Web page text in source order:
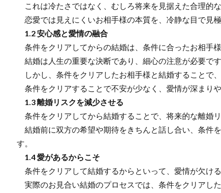
これは冷たさではなく、むしろ将来を見据えた合理的な
恋愛では見えにくいお相手様の本質を、冷静な目で見
1.2 安心感と愛情の融合
条件をクリアしてからの結婚は、条件に合ったお相手
結婚は人生の重要な決断であり、細心の注意が必要です
しかし、条件をクリアしたお相手様と結婚することで
条件をクリアすることで不安が少なく、愛情が深まりや
1.3 離婚リスクを減少させる
条件をクリアしてから結婚することで、将来的な離婚
結婚前に双方の希望や期待をきちんと話し合い、条件
す。
1.4 愛があるからこそ
条件をクリアして結婚するからといって、愛情が欠ける
実際のお見合い結婚のプロセスでは、条件をクリアし